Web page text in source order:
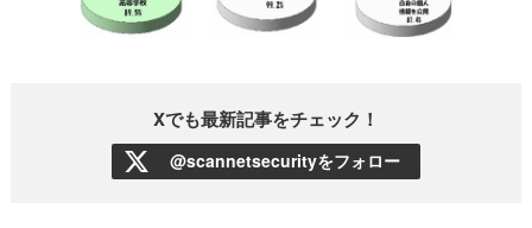
Xでも最新記事をチェック！
@scannetsecurityをフォロー